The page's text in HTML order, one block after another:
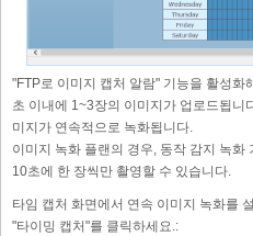
"FTP로 이미지 캡처 알람" 기능을 활성화
초 이내에 1~3장의 이미지가 업로드됩니
미지가 연속적으로 녹화됩니다.
이미지 녹화 플랜의 경우, 동작 감지 녹
10초에 한 장씩만 촬영할 수 있습니다.
타임 캡처 화면에서 연속 이미지 녹화를
"타이밍 캡처"를 클릭하세요.: